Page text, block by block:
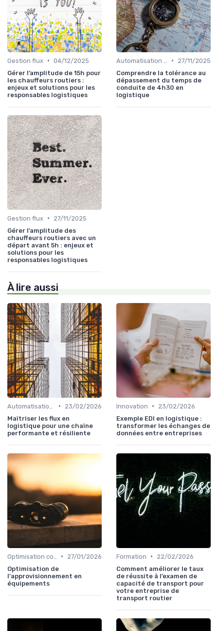
Gestion flux • 04/12/2025
Gérer l’amplitude de 15h pour
les chauffeurs routiers :
enjeux et solutions pour les
responsables logistiques
•
27/11/2025
Comprendre la tolérance au
dépassement du temps de
conduite de 4h30 en
logistique
Gestion flux •
27/11/2025
Gérer l’amplitude des
chauffeurs routiers avec un
départ avant 5h : enjeux et
solutions pour les
responsables logistiques
À lire aussi
•
23/02/2026
Maîtriser les flux en
logistique pour une chaîne
performante et résiliente
Innovation •
23/02/2026
Exemple EDI en logistique :
transformer les échanges de
données entre entreprises
•
27/01/2026
Optimisation de
l'approvisionnement en
équipements
Formation •
22/02/2026
Comment améliorer le taux
de réussite à l’examen de
capacité de transport pour
votre entreprise de
transport routier